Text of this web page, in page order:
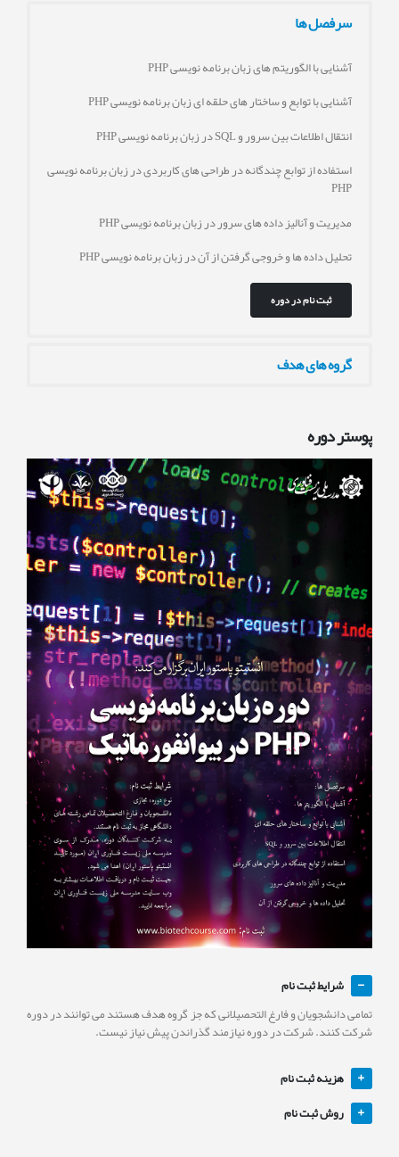
سرفصل ها
آشنایی با الگوریتم های زبان برنامه نویسی PHP
آشنایی با توابع و ساختار های حلقه ای زبان برنامه نویسی PHP
انتقال اطلاعات بین سرور و SQL در زبان برنامه نویسی PHP
استفاده از توابع چندگانه در طراحی های کاربردی در زبان برنامه نویسی
PHP
مدیریت و آنالیز داده های سرور در زبان برنامه نویسی PHP
تحلیل داده ها و خروجی گرفتن از آن در زبان برنامه نویسی PHP
ثبت نام در دوره
گروه های هدف
پوستر دوره
شرایط ثبت نام
تمامی دانشجویان و فارغ التحصیلانی که جز گروه هدف هستند می توانند در دوره
شرکت کنند. شرکت در دوره نیازمند گذراندن پیش نیاز نیست.
هزینه ثبت نام
روش ثبت نام